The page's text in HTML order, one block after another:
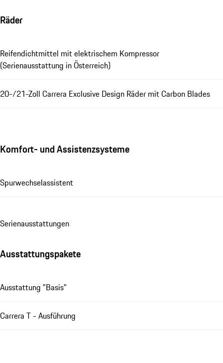
Räder
Reifendichtmittel mit elektrischem Kompressor
(Serienausstattung in Österreich)
20-/21-Zoll Carrera Exclusive Design Räder mit Carbon Blades
Komfort- und Assistenzsysteme
Spurwechselassistent
Se­ri­en­aus­stat­tungen
Ausstattungspakete
Ausstattung "Basis"
Carrera T - Ausführung